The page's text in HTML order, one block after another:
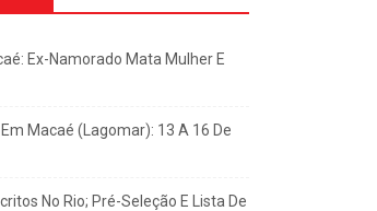
Ex-Namorado Mata Mulher E
Macaé (Lagomar): 13 A 16 De
No Rio; Pré-Seleção E Lista De